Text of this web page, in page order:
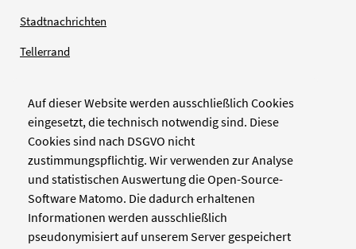
Auf dieser Website werden ausschließlich Cookies
eingesetzt, die technisch notwendig sind. Diese
Cookies sind nach DSGVO nicht
zustimmungspflichtig. Wir verwenden zur Analyse
und statistischen Auswertung die Open-Source-
Software Matomo. Die dadurch erhaltenen
Informationen werden ausschließlich
pseudonymisiert auf unserem Server gespeichert
Stadtnachrichten
Tellerrand
Verlag
Pinienstraße 2
40233 Düsseldorf
www.zellwerk.com